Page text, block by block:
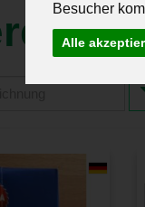
Besucher
Alle